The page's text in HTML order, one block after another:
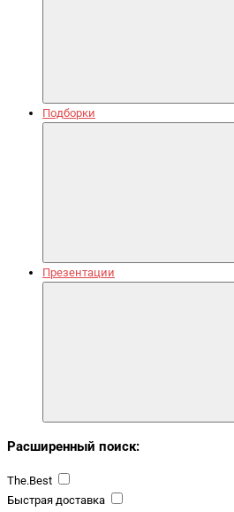
Подборки
Презентации
Расширенный поиск:
The.Best
Быстрая доставка